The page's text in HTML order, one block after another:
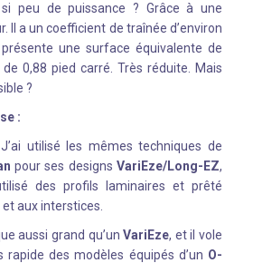
peu de puissance ? Grâce à une
Il a un coefficient de traînée d’environ
une surface équivalente de
0,88 pied carré. Très réduite. Mais
?
:
utilisé les mêmes techniques de
pour ses designsVariEze/Long-EZ,
des profils laminaires et prêté
aux interstices.
aussi grand qu’unVariEze, et il vole
des modèles équipés d’un O-